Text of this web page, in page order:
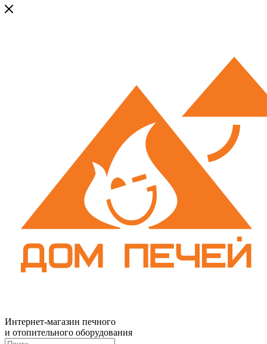
Интернет-магазин печного
и отопительного оборудования